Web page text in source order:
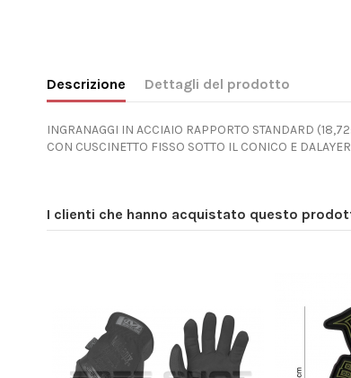
Descrizione Dettagli del prodotto
INGRANAGGI IN ACCIAIO RAPPORTO STANDARD
CON CUSCINETTO FISSO SOTTO IL CONICO E
I clienti che hanno acquistato questo